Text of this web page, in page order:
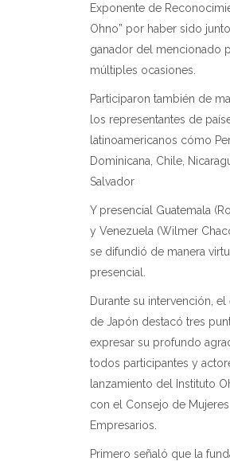
Exponente de
Ohno” por haber sido
ganador del mencionado
múltiples ocasiones.
Participaron también de
los representantes de
latinoamericanos cómo
Dominicana, Chile,
Salvador
Y presencial Guatemala
y Venezuela (Wilmer
se difundió de manera
presencial.
Durante su intervención,
de Japón destacó tres
expresar su profundo
todos participantes y
lanzamiento del Instituto
con el Consejo de Mujeres
Empresarios.
Primero señaló que la